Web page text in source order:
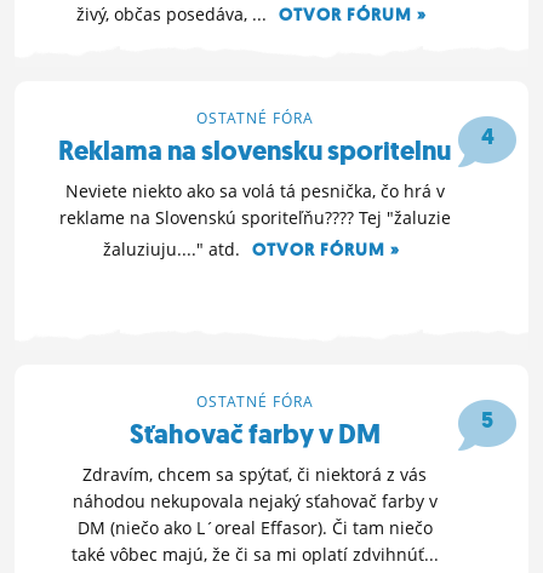
živý, občas posedáva, ...
OTVOR FÓRUM »
4
OSTATNÉ FÓRA
Reklama na slovensku sporitelnu
Neviete niekto ako sa volá tá pesnička, čo hrá v
reklame na Slovenskú sporiteľňu???? Tej "žaluzie
žaluziuju...." atd.
OTVOR FÓRUM »
5
OSTATNÉ FÓRA
Sťahovač farby v DM
Zdravím, chcem sa spýtať, či niektorá z vás
náhodou nekupovala nejaký sťahovač farby v
DM (niečo ako L´oreal Effasor). Či tam niečo
také vôbec majú, že či sa mi oplatí zdvihnúť...